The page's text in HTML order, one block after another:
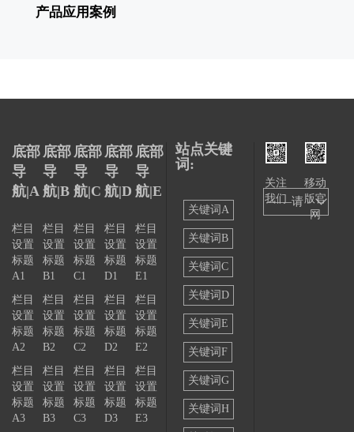
产品应用案例
底部
导
航|A
栏目
设置
标题
A1
栏目
设置
标题
A2
栏目
设置
标题
A3
底部
导
航|B
栏目
设置
标题
B1
栏目
设置
标题
B2
栏目
设置
标题
B3
底部
导
航|C
栏目
设置
标题
C1
栏目
设置
标题
C2
栏目
设置
标题
C3
底部
导
航|D
栏目
设置
标题
D1
栏目
设置
标题
D2
栏目
设置
标题
D3
底部
导
航|E
栏目
设置
标题
E1
栏目
设置
标题
E2
栏目
设置
标题
E3
站点关键
词:
关键词A
关键词B
关键词C
关键词D
关键词E
关键词F
关键词G
关键词H
关注
我们
移动
版官
网
——请